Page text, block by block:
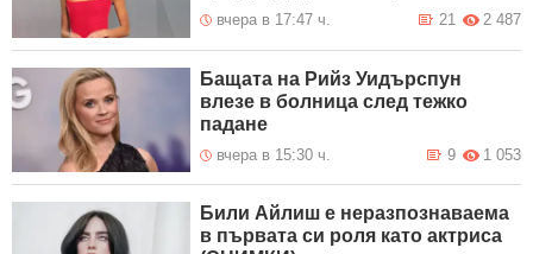
вчера в 17:47 ч. 2 487
21
Бащата на Рийз Уидърспун
влезе в болница след тежко
падане
вчера в 15:30 ч. 1 053
9
Били Айлиш е неразпознаваема
в първата си роля като актриса